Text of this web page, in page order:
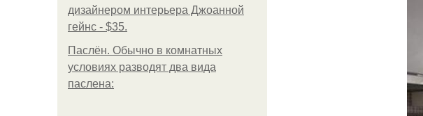
дизайнером интерьера Джоанной
гейнс - $35.
Паслён. Обычно в комнатных
условиях разводят два вида
паслена: